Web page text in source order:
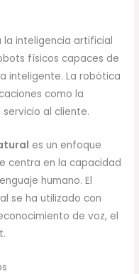
inteligencia artificial
físicos capaces de
inteligente. La robótica
como la
al cliente.
es un enfoque
centra en la capacidad
humano. El
se ha utilizado con
de voz, el